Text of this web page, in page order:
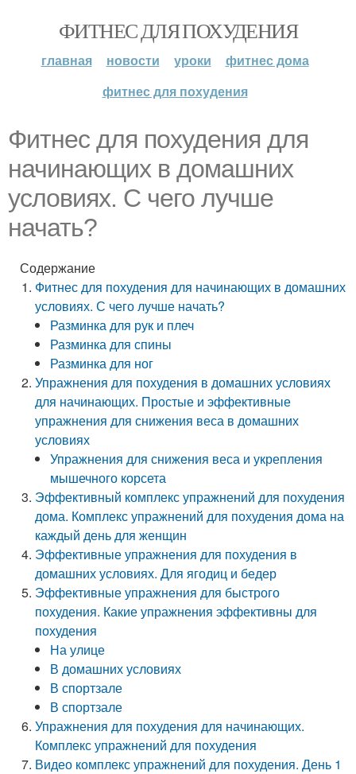
ФИТНЕС ДЛЯ ПОХУДЕНИЯ
главная новости уроки
фитнес дома
фитнес для похудения
Фитнес для похудения для
начинающих в домашних
условиях. С чего лучше
начать?
Содержание
Фитнес для похудения для начинающих в домашних
условиях. С чего лучше начать?
Разминка для рук и плеч
Разминка для спины
Разминка для ног
Упражнения для похудения в домашних условиях
для начинающих. Простые и эффективные
упражнения для снижения веса в домашних
условиях
Упражнения для снижения веса и укрепления
мышечного корсета
Эффективный комплекс упражнений для похудения
дома. Комплекс упражнений для похудения дома на
каждый день для женщин
Эффективные упражнения для похудения в
домашних условиях. Для ягодиц и бедер
Эффективные упражнения для быстрого
похудения. Какие упражнения эффективны для
похудения
На улице
В домашних условиях
В спортзале
В спортзале
Упражнения для похудения для начинающих.
Комплекс упражнений для похудения
Видео комплекс упражнений для похудения. День 1